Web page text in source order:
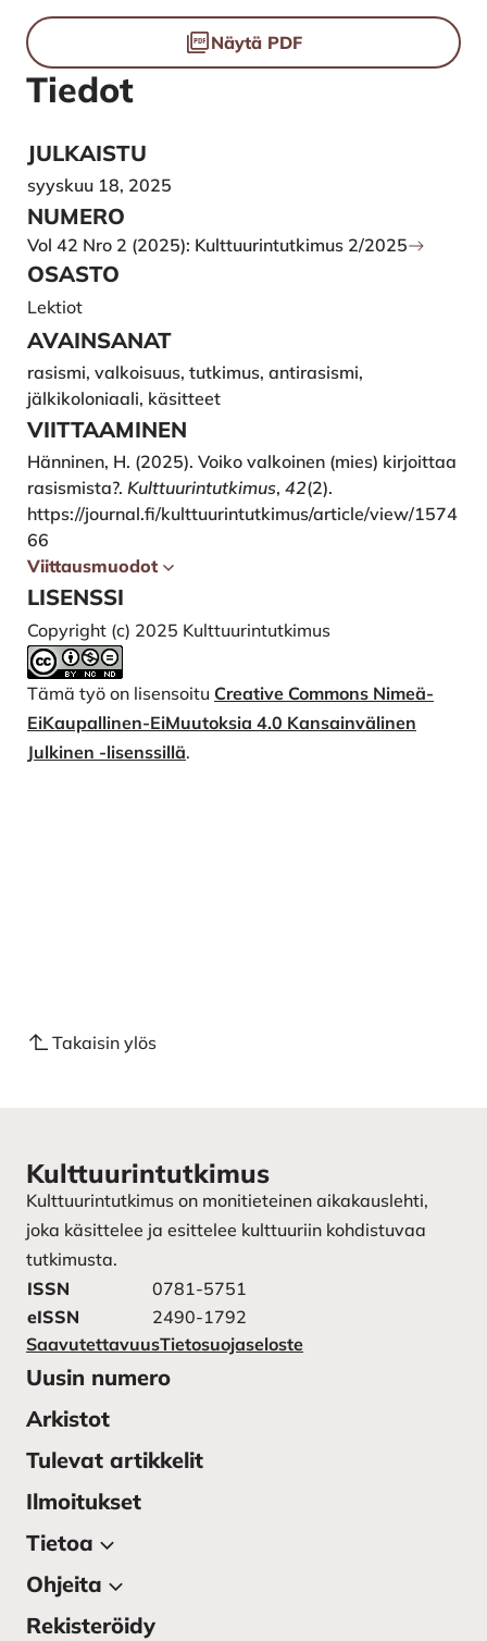
Tiedostot
Näytä PDF
Tiedot
JULKAISTU
syyskuu 18, 2025
NUMERO
Vol 42 Nro 2 (2025): Kulttuurintutkimus 2/2025
OSASTO
Lektiot
AVAINSANAT
rasismi, valkoisuus, tutkimus, antirasismi,
jälkikoloniaali, käsitteet
VIITTAAMINEN
Hänninen, H. (2025). Voiko valkoinen (mies) kirjoittaa
rasismista?. Kulttuurintutkimus, 42(2).
https://journal.fi/kulttuurintutkimus/article/view/1574
66
Viittausmuodot
LISENSSI
Copyright (c) 2025 Kulttuurintutkimus
Tämä työ on lisensoitu Creative Commons Nimeä-
EiKaupallinen-EiMuutoksia 4.0 Kansainvälinen
Julkinen -lisenssillä.
Takaisin ylös
Kulttuurintutkimus
Kulttuurintutkimus on monitieteinen aikakauslehti,
joka käsittelee ja esittelee kulttuuriin kohdistuvaa
tutkimusta.
ISSN
0781-5751
eISSN
2490-1792
SaavutettavuusTietosuojaseloste
Uusin numero
Arkistot
Tulevat artikkelit
Ilmoitukset
Tietoa
Tietoa julkaisusta
Lehden toimitus
Ohjeita
Kirjoittajan ohjeet
Rekisteröidy